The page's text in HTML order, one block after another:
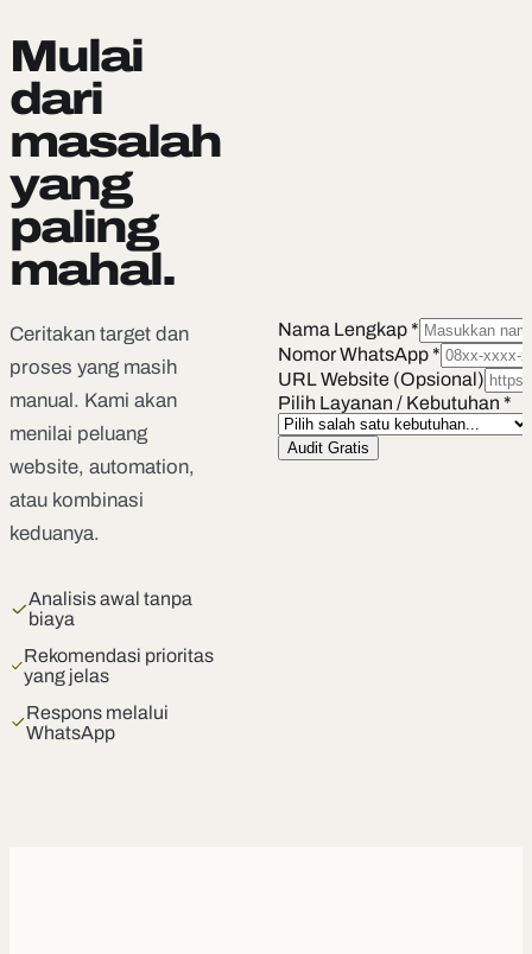
Mulai
dari
masalah
yang
paling
mahal.
Ceritakan target dan
proses yang masih
manual. Kami akan
menilai peluang
website, automation,
atau kombinasi
keduanya.
Analisis awal tanpa
biaya
Rekomendasi prioritas
yang jelas
Respons melalui
WhatsApp
Nama Lengkap *
Nomor WhatsApp *
URL Website (Opsional)
Pilih Layanan / Kebutuhan *
Audit Gratis